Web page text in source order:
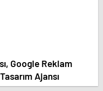
Ajansı